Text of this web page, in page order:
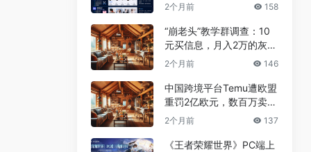
2个月前 158
“崩老头”教学群调查：10
元买信息，月入2万的灰色
兼职真相
2个月前 146
中国跨境平台Temu遭欧盟
重罚2亿欧元，数百万卖家
恐受牵连
2个月前 137
《王者荣耀世界》PC端上